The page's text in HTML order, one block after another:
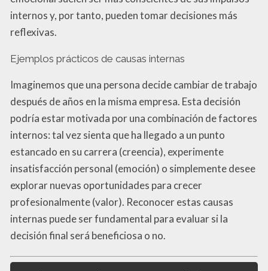
internos y, por tanto, pueden tomar decisiones más
reflexivas.
Ejemplos prácticos de causas internas
Imaginemos que una persona decide cambiar de trabajo
después de años en la misma empresa. Esta decisión
podría estar motivada por una combinación de factores
internos: tal vez sienta que ha llegado a un punto
estancado en su carrera (creencia), experimente
insatisfacción personal (emoción) o simplemente desee
explorar nuevas oportunidades para crecer
profesionalmente (valor). Reconocer estas causas
internas puede ser fundamental para evaluar si la
decisión final será beneficiosa o no.